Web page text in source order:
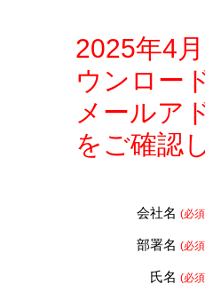
2025年4
ウンロー
メールア
をご確認
会社名 (必
部署名 (必
氏名 (必